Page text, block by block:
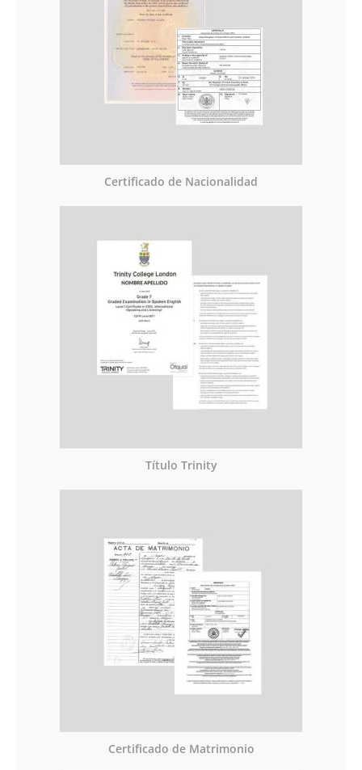
Certificado de Nacionalidad
Título Trinity
Certificado de Matrimonio